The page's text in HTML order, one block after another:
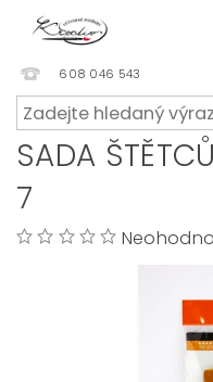
608 046 543
SADA
7